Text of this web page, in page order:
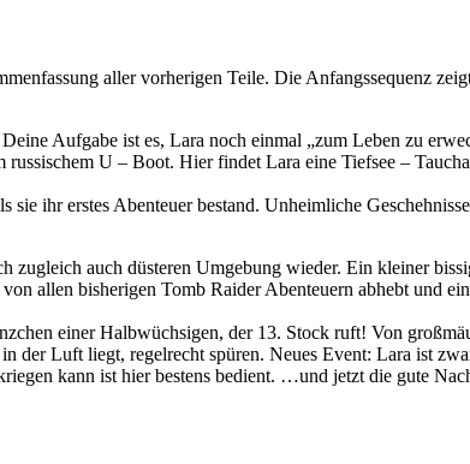
aller vorherigen Teile. Die Anfangssequenz
Aufgabe ist es, Lara noch einmal „zum Leben zu
U – Boot. Hier findet Lara eine Tiefsee –
ihr erstes Abenteuer bestand. Unheimliche
auch düsteren Umgebung wieder. Ein kleiner
allen bisherigen Tomb Raider Abenteuern abhebt und
einer Halbwüchsigen, der 13. Stock ruft! Von
Luft liegt, regelrecht spüren. Neues Event: Lara ist
kann ist hier bestens bedient. …und jetzt die gute